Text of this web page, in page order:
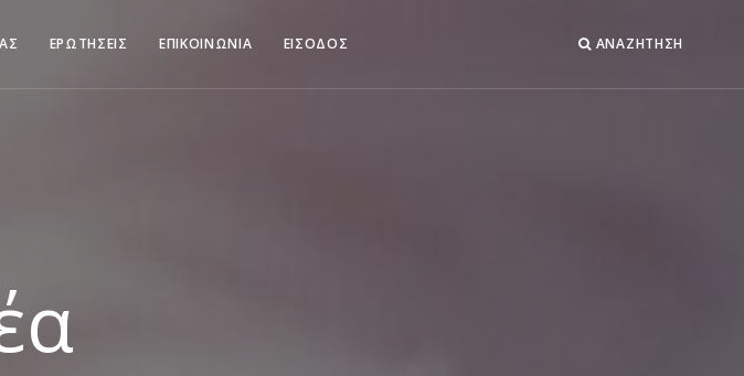
ΕΡΩΤΗΣΕΙΣ ΕΠΙΚΟΙΝΩΝΙΑ ΕΙΣΟΔΟΣ ΑΝΑΖΗΤΗΣΗ